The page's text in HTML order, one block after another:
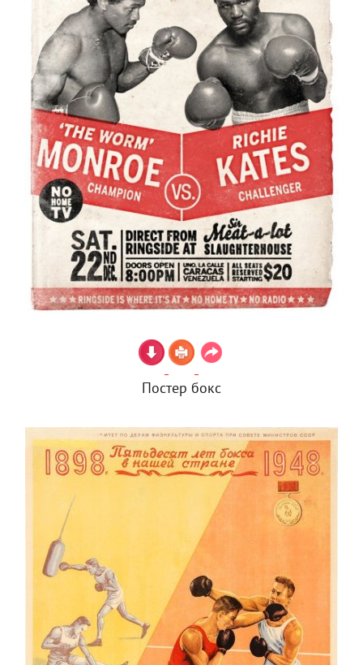
Постер бокс